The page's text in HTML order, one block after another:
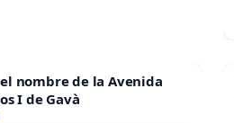
nombre de la Avenida
I de Gavà